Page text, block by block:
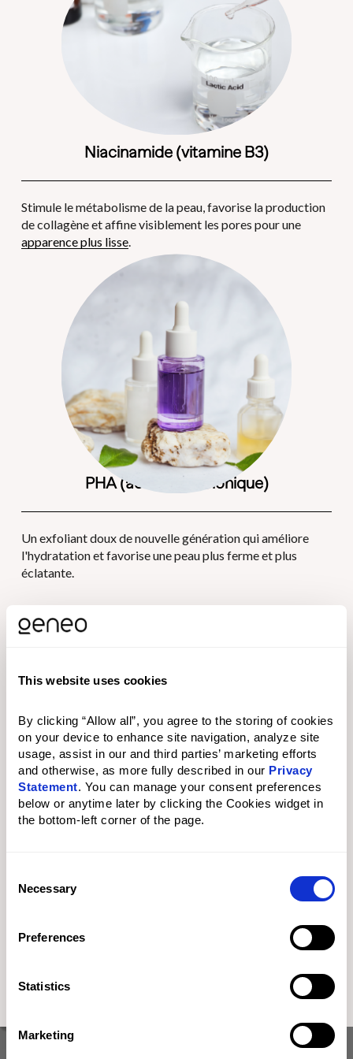
This website uses cookies
By clicking “Allow all”, you agree to the storing of cookies
on your device to enhance site navigation, analyze site
usage, assist in our and third parties’ marketing efforts
and otherwise, as more fully described in our Privacy
Statement. You can manage your consent preferences
below or anytime later by clicking the Cookies widget in
the bottom-left corner of the page.
e
Necessary
Preferences
Statistics
Marketing
Niacinamide (vitamine B3)
Stimule le métabolisme de la peau, favorise la production
de collagène et affine visiblement les pores pour une
apparence plus lisse.
PHA (acide lactobionique)
Un exfoliant doux de nouvelle génération qui améliore
l'hydratation et favorise une peau plus ferme et plus
éclatante.